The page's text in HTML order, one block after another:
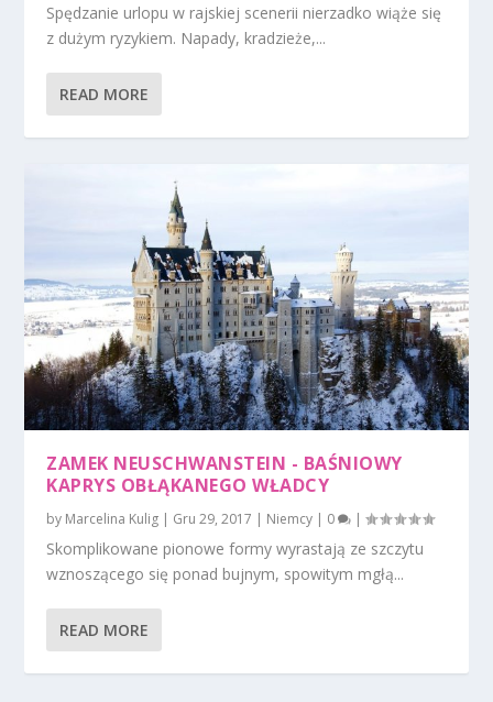
Spędzanie urlopu w rajskiej scenerii nierzadko wiąże się
z dużym ryzykiem. Napady, kradzieże,...
READ MORE
ZAMEK NEUSCHWANSTEIN - BAŚNIOWY
KAPRYS OBŁĄKANEGO WŁADCY
by Marcelina Kulig | Gru 29, 2017 | Niemcy | 0 |
Skomplikowane pionowe formy wyrastają ze szczytu
wznoszącego się ponad bujnym, spowitym mgłą...
READ MORE